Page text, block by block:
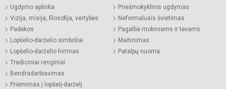
Ugdymo aplinka
Vizija, misija, filosofija, vertybės
Padėkos
Lopšelio-darželio simboliai
Lopšelio-darželio himnas
Tradiciniai renginiai
Bendradarbiavimas
Priėmimas į lopšelį-darželį
Priešmokyklinis ugdymas
Neformalusis švietimas
Pagalba mokiniams ir tėvams
Maitinimas
Patalpų nuoma